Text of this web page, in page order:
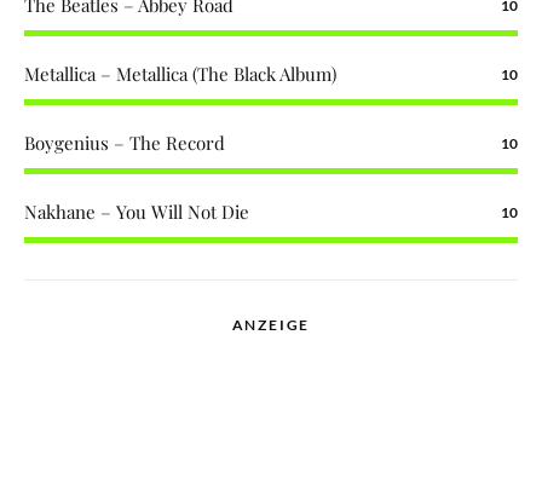
The Beatles – Abbey Road 10
Metallica – Metallica (The Black Album) 10
Boygenius – The Record 10
Nakhane – You Will Not Die 10
ANZEIGE